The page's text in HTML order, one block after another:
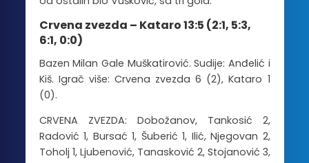
Crvena zvezda – Kataro 13:5 (2:1, 5:3,
6:1, 0:0)
Bazen Milan Gale Muškatirović. Sudije: Anđelić i
Kiš. Igrač više: Crvena zvezda 6 (2), Kataro 1
(0).
CRVENA ZVEZDA: Dobožanov, Tankosić 2,
Radović 1, Bursać 1, Šuberić 1, Ilić, Njegovan 2,
Toholj 1, Ljubenović, Tanasković 2, Stojanović 3,